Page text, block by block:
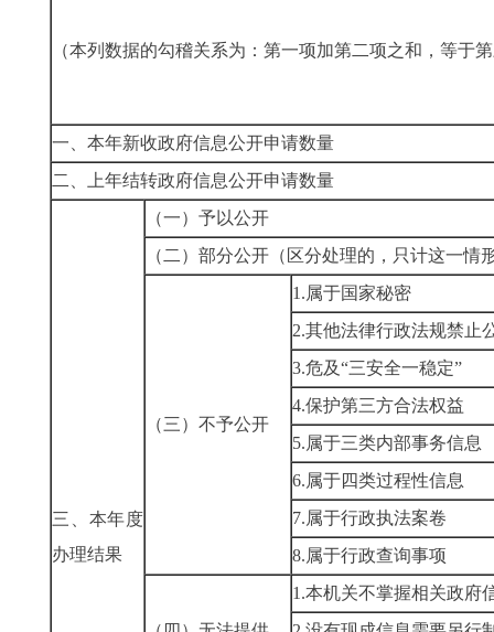
（本列数据的勾稽关系为：第一项加第二项之和，等于
一、本年新收政府信息公开申请数量
二、上年结转政府信息公开申请数量
三、本年度
办理结果
（一）予以公开
（二）部分公开 （区分处理的，只计这一情
（三）不予公开
1.属于国家秘密
2.其他法律行政法规禁止
3.危及“三安全一稳定”
4.保护第三方合法权益
5.属于三类内部事务信息
6.属于四类过程性信息
7.属于行政执法案卷
8.属于行政查询事项
1.本机关不掌握相关政府